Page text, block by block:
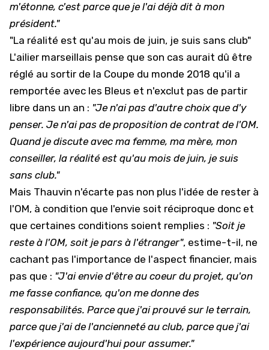
m'étonne, c'est parce que je l'ai déjà dit à mon
président."
"La réalité est qu'au mois de juin, je suis sans club"
L'ailier marseillais pense que son cas aurait dû être
réglé au sortir de la Coupe du monde 2018 qu'il a
remportée avec les Bleus et n'exclut pas de partir
libre dans un an : "Je n'ai pas d'autre choix que d'y
penser. Je n'ai pas de proposition de contrat de l'OM.
Quand je discute avec ma femme, ma mère, mon
conseiller, la réalité est qu'au mois de juin, je suis
sans club."
Mais Thauvin n'écarte pas non plus l'idée de rester à
l'OM, à condition que l'envie soit réciproque donc et
que certaines conditions soient remplies : "Soit je
reste à l'OM, soit je pars à l'étranger", estime-t-il, ne
cachant pas l'importance de l'aspect financier, mais
pas que : "J'ai envie d'être au coeur du projet, qu'on
me fasse confiance, qu'on me donne des
responsabilités. Parce que j'ai prouvé sur le terrain,
parce que j'ai de l'ancienneté au club, parce que j'ai
l'expérience aujourd'hui pour assumer."